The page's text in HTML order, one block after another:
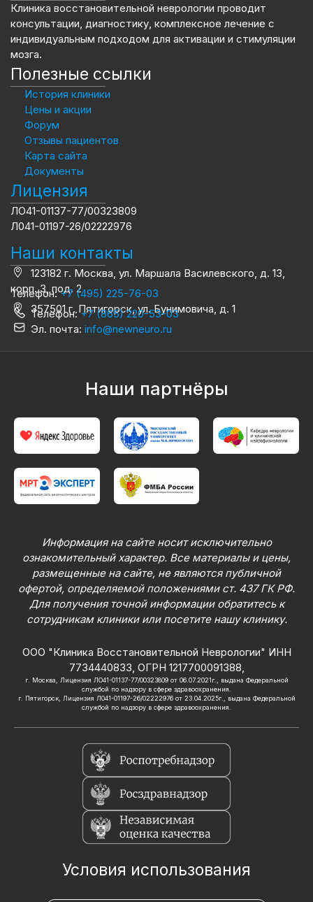
Клиника восстановительной неврологии проводит
консультации, диагностику, комплексное лечение с
индивидуальным подходом для активации и стимуляции
мозга.
Полезные ссылки
История клиники
Цены и акции
Форум
Отзывы пациентов
Карта сайта
Документы
Лицензия
ЛО41-01137-77/00323809
Л041-01197-26/02222976
Наши контакты
123182 г. Москва, ул. Маршала Василевского, д. 13,
корп. 3, под. 2
Телефон:+7 (495) 225-76-03
357501 г. Пятигорск, ул. Бунимовича, д. 1
Телефон:+7 (865) 220-53-03
Эл. почта: info@newneuro.ru
Наши партнёры
Информация на сайте носит исключительно
ознакомительный характер. Все материалы и цены,
размещенные на сайте, не являются публичной
офертой, определяемой положениями ст. 437 ГК РФ.
Для получения точной информации обратитесь к
сотрудникам клиники или посетите нашу клинику.
ООО "Клиника Восстановительной Неврологии" ИНН
7734440833, ОГРН 1217700091388,
г. Москва, Лицензия ЛО41-01137-77/00323809 от 06.07.2021г., выдана Федеральной
службой по надзору в сфере здравоохранения.
г. Пятигорск, Лицензия Л041-01197-26/02222976 от 23.04.2025г., выдана Федеральной
службой по надзору в сфере здравоохранения.
Условия использования